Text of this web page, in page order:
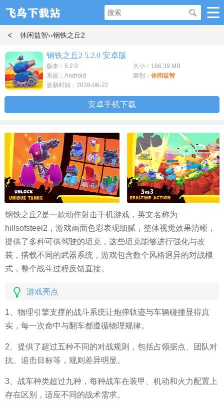
休闲益智››钢铁之丘2
钢铁之丘2 5.2.0 安卓版
版本：5.2.0
大小：166.39 MB
系统：Android
类别： 休闲益智
更新时间：2026-06-22
安卓手机下载
钢铁之丘2是一款动作射击手机游戏，英文名称为
hillsofsteel2，游戏画面色彩表现细腻，整体视觉效果清晰，
提供了多种可供驾驶的坦克，这些坦克能够进行强化与改
装，搭载不同的武器系统，游戏包含数个风格迥异的对战模
式，整个战斗过程反馈直接。
游戏亮点
1、物理引擎支撑的战斗系统让炮弹轨迹与车辆碰撞显得真
实，每一次命中与翻车都遵循物理规律。
2、提供了超过五种不同的对战规则，包括占领据点、团队对
抗、追击目标等，规则差异明显。
3、战车种类超过九种，每种战车在装甲、机动和火力配置上
存在区别，适应不同的战术需求。